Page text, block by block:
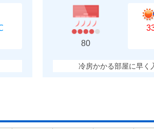
80
冷房かかる部屋に早く